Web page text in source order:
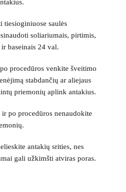
tiesioginiuose saulės
soliariumais, pirtimis,
baseinais 24 val.
procedūros venkite šveitimo
stabdančių ar aliejaus
priemonių aplink antakius.
po procedūros nenaudokite
antakių srities, nes
gali užkimšti atviras poras.